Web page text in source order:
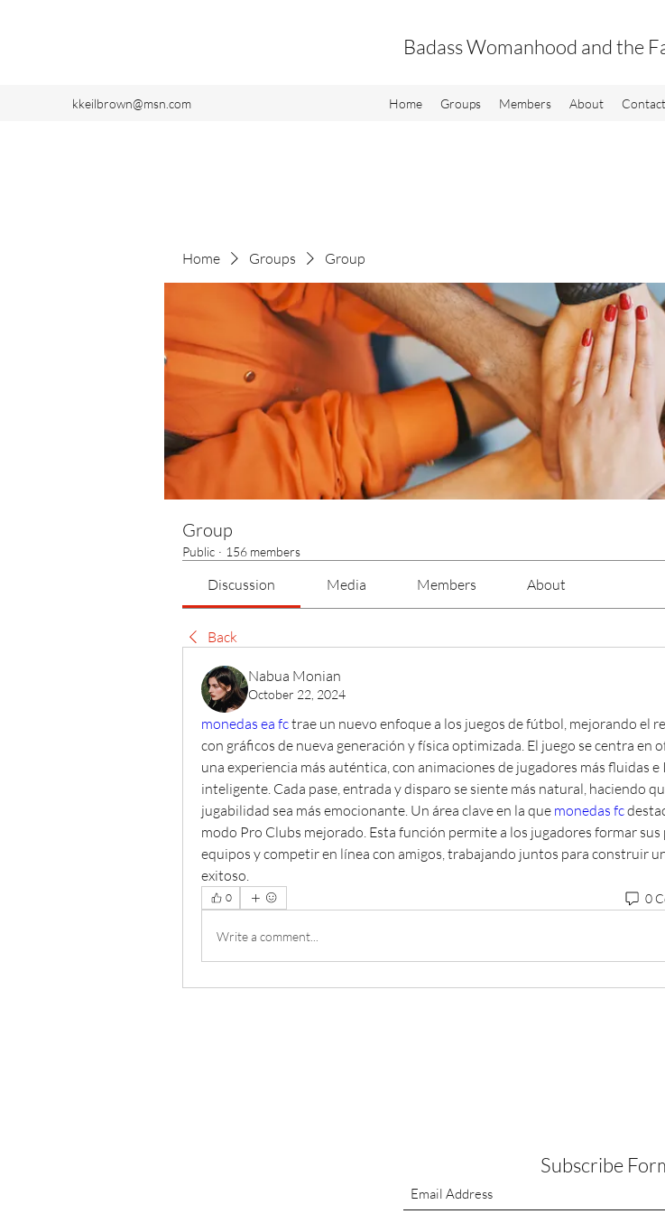
Badass Womanhood and the
kkeilbrown@msn.com Home Groups Members About Contact
Home Groups Group
Group
Public · 156 members
Discussion Media Members About
Back
Nabua Monian
October 22, 2024
monedas ea fc trae un nuevo enfoque a los juegos de fútbol, mejorando el
con gráficos de nueva generación y física optimizada. El juego se centra en
una experiencia más auténtica, con animaciones de jugadores más fluidas e
inteligente. Cada pase, entrada y disparo se siente más natural, haciendo
jugabilidad sea más emocionante. Un área clave en la que monedas fc
modo Pro Clubs mejorado. Esta función permite a los jugadores formar
equipos y competir en línea con amigos, trabajando juntos para construir
exitoso.
0 0
Write a comment...
Subscribe